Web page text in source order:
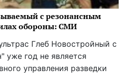
с резонансным
обороны: СМИ
Глеб Новостройный с
уже год не является
управления разведки